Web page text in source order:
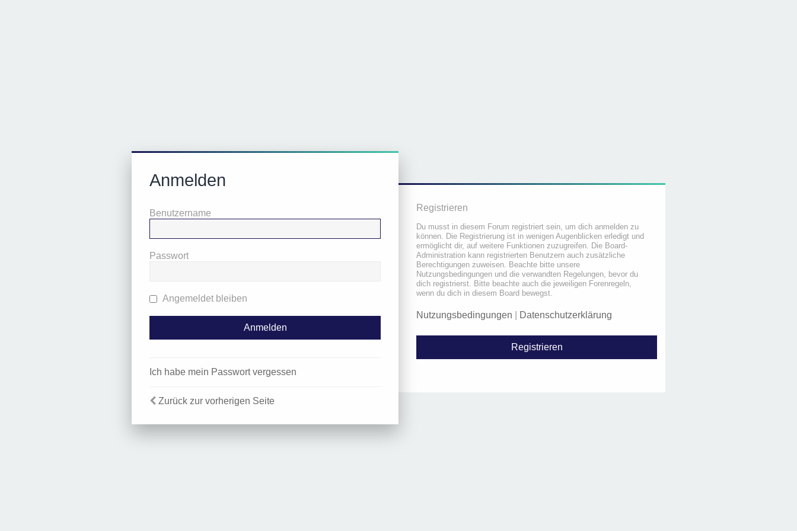
Anmelden
Benutzername
Passwort
Angemeldet bleiben
Ich habe mein Passwort vergessen
Zurück zur vorherigen Seite
Registrieren
Du musst in diesem Forum registriert sein, um dich anmelden zu
können. Die Registrierung ist in wenigen Augenblicken erledigt und
ermöglicht dir, auf weitere Funktionen zuzugreifen. Die Board-
Administration kann registrierten Benutzern auch zusätzliche
Berechtigungen zuweisen. Beachte bitte unsere
Nutzungsbedingungen und die verwandten Regelungen, bevor du
dich registrierst. Bitte beachte auch die jeweiligen Forenregeln,
wenn du dich in diesem Board bewegst.
Nutzungsbedingungen Datenschutzerklärung
Registrieren